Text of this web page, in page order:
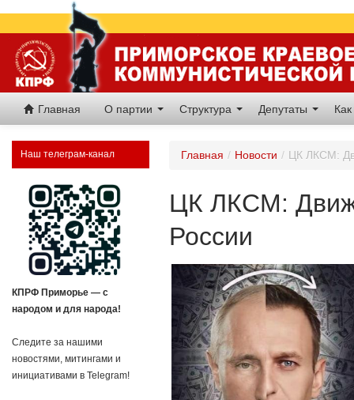
Главная О партии Структура Депутаты
Наш телеграм-канал
КПРФ Приморье — с
народом и для народа!
Следите за нашими
новостями, митингами и
инициативами в Telegram!
Главная / Новости / ЦК ЛКСМ:
ЦК ЛКСМ:
России